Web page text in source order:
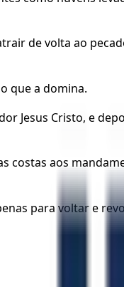
de volta ao
que a domina.
Jesus Cristo, e
costas aos
para voltar e